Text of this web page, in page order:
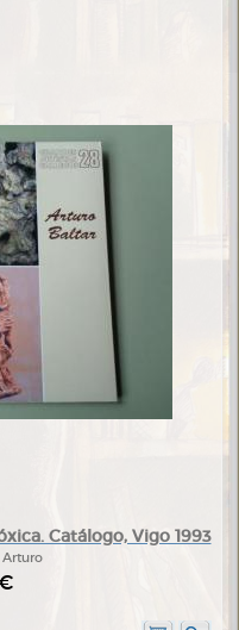
Catálogo, Vigo 1993
Arturo